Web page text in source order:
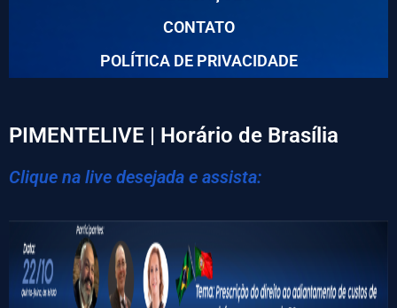
CONTATO
POLÍTICA DE PRIVACIDADE
PIMENTELIVE | Horário de Brasília
Clique na live desejada e assista: